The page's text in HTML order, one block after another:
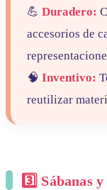
💪Duradero:
accesorios de
🧠Inventivo:
reutilizar
3️⃣ Sábanas